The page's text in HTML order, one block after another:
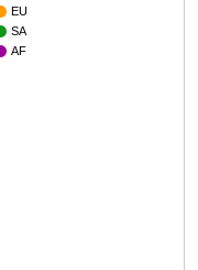
EU
SA
AF